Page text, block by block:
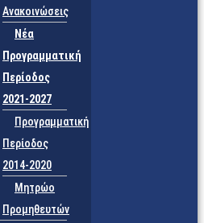
Ανακοινώσεις
Νέα
Προγραμματική
Περίοδος
2021-2027
Προγραμματική
Περίοδος
2014-2020
Μητρώο
Προμηθευτών